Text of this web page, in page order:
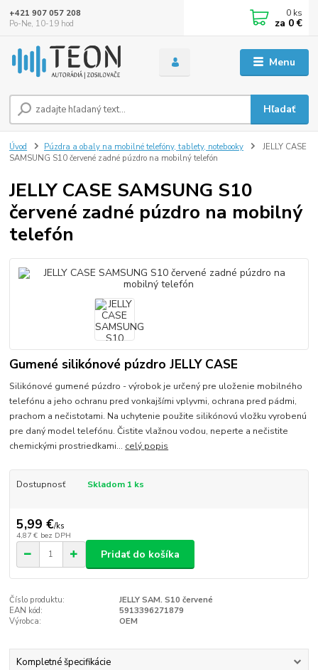
Menu
Hľadať
+421 907 057 208
Po-Ne, 10-19 hod
0 ks
za 0 €
Úvod Púzdra a obaly na mobilné telefóny, tablety, notebooky
JELLY CASE
SAMSUNG S10 červené zadné púzdro na mobilný telefón
JELLY CASE SAMSUNG S10
červené zadné púzdro na mobilný
telefón
Gumené silikónové púzdro JELLY CASE
Silikónové gumené púzdro - výrobok je určený pre uloženie mobilného
telefónu a jeho ochranu pred vonkajšími vplyvmi, ochrana pred pádmi,
prachom a nečistotami. Na uchytenie použite silikónovú vložku vyrobenú
pre daný model telefónu. Čistite vlažnou vodou, neperte a nečistite
chemickými prostriedkami... celý popis
Dostupnosť Skladom 1 ks
5,99 €/ks
4,87 € bez DPH
Pridať do košíka
Číslo produktu:
JELLY SAM. S10 červené
EAN kód:
5913396271879
Výrobca:
OEM
Kompletné špecifikácie